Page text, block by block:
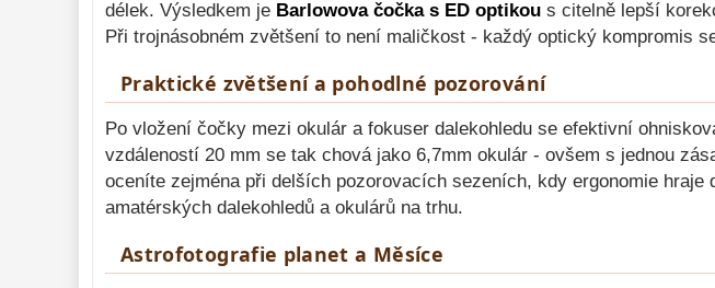
délek. Výsledkem je Barlowova čočka s ED optikou s citelně lepší
Při trojnásobném zvětšení to není maličkost - každý optický kompromis
Praktické zvětšení a pohodlné pozorování
Po vložení čočky mezi okulár a fokuser dalekohledu se efektivní
vzdáleností 20 mm se tak chová jako 6,7mm okulár - ovšem s jednou
oceníte zejména při delších pozorovacích sezeních, kdy ergonomie
amatérských dalekohledů a okulárů na trhu.
Astrofotografie planet a Měsíce